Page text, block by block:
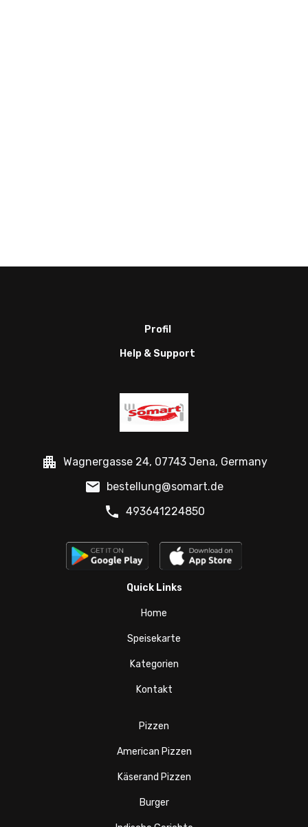
Profil
Help & Support
Wagnergasse 24, 07743 Jena, Germany
bestellung@somart.de
493641224850
Quick Links
Home
Speisekarte
Kategorien
Kontakt
Pizzen
American Pizzen
Käserand Pizzen
Burger